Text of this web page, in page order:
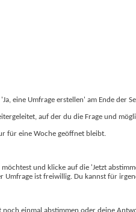
eine Umfrage erstellen' am Ende
auf der du die Frage und
für eine Woche geöffnet bleibt.
und klicke auf die 'Jetzt
Umfrage ist freiwillig. Du kannst für